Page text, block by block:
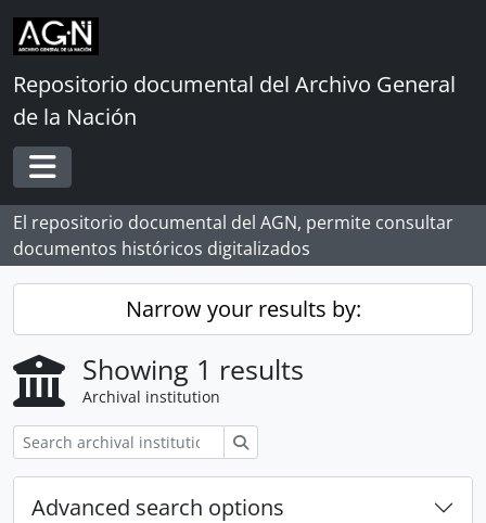
Skip to main content
Repositorio documental del Archivo General
de la Nación
Toggle navigation
El repositorio documental del AGN, permite consultar
documentos históricos digitalizados
Narrow your results by:
Showing 1 results
Archival institution
Advanced search options